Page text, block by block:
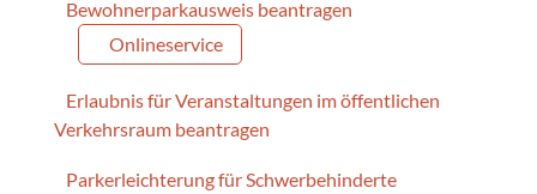
Bewohnerparkausweis beantragen
Onlineservice
Erlaubnis für Veranstaltungen im öffentlichen
Verkehrsraum beantragen
Parkerleichterung für Schwerbehinderte